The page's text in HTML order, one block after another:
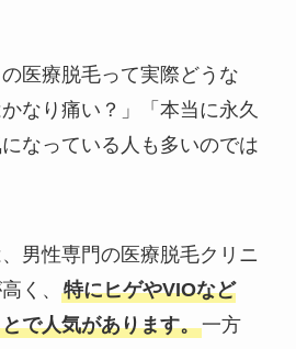
の医療脱毛って実際どうな
なり痛い？」「本当に永久
なっている人も多いのでは
男性専門の医療脱毛クリニ
く、 特にヒゲやVIOなど
で人気があります。一方